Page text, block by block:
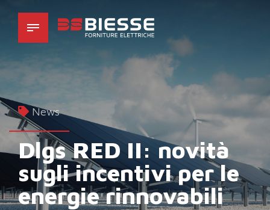
News
Dlgs RED II: novità
sugli incentivi per le
energie rinnovabili